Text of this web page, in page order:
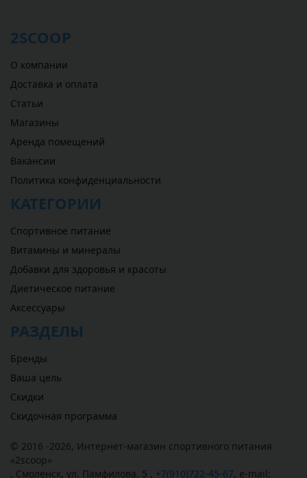
2SCOOP
О компании
Доставка и оплата
Статьи
Магазины
Аренда помещений
Вакансии
Политика конфиденциальности
КАТЕГОРИИ
Спортивное питание
Витамины и минералы
Добавки для здоровья и красоты
Диетическое питание
Аксессуары
РАЗДЕЛЫ
Бренды
Ваша цель
Скидки
Скидочная программа
© 2016 -2026, Интернет-магазин спортивного питания
«2scoop»
, Смоленск, ул. Памфилова, 5 , +7(910)722-45-67, e-mail: